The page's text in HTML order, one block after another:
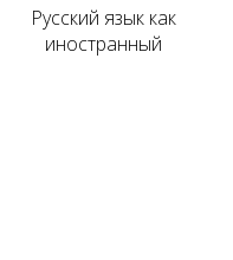
Русский язык как
иностранный